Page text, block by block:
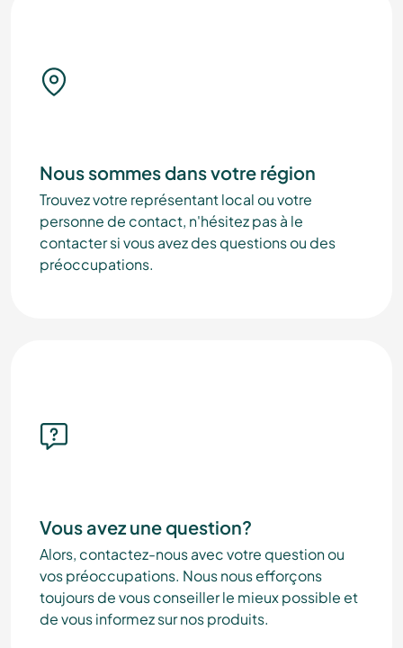
Nous sommes dans votre région
Trouvez votre représentant local ou votre
personne de contact, n'hésitez pas à le
contacter si vous avez des questions ou des
préoccupations.
Vous avez une question?
Alors, contactez-nous avec votre question ou
vos préoccupations. Nous nous efforçons
toujours de vous conseiller le mieux possible et
de vous informez sur nos produits.